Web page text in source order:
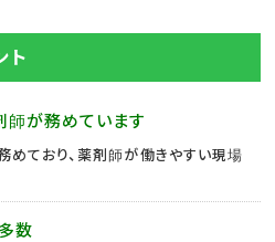
ト
が務めています
ており、薬剤師が働きやすい現場
数